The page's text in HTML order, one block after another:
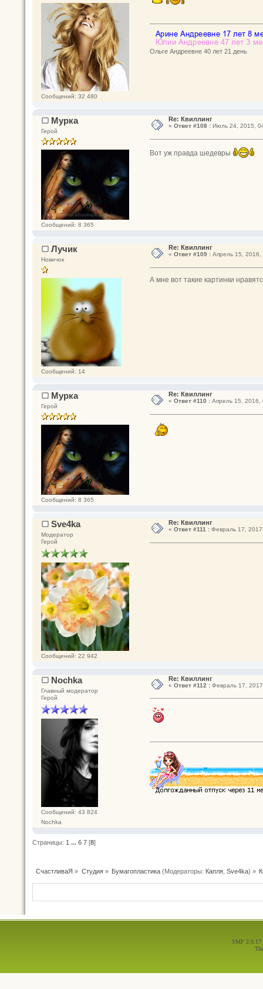
Сообщений: 32 480
Ольге Андреевне 40 лет 21 день
Мурка
Герой
Сообщений: 8 365
Re: Квиллинг
« Ответ #108 :Июль 24, 2015,
Вот уж правда шедевры
Лучик
Новичок
Сообщений: 14
Re: Квиллинг
« Ответ #109 :Апрель 15, 2016,
А мне вот такие картинки
Мурка
Герой
Сообщений: 8 365
Re: Квиллинг
« Ответ #110 :Апрель 15, 2016,
Sve4ka
Модератор
Герой
Сообщений: 22 942
Re: Квиллинг
« Ответ #111 :Февраль 17,
Nochka
Главный модератор
Герой
Сообщений: 43 824
Nochka
Re: Квиллинг
« Ответ #112 :Февраль 17,
Страницы: 1 ... 6 7 [8]
СчастливаЯ » Студия» Бумагопластика(Модераторы: Капля, Sve4ka) »
SMF 2.0.17